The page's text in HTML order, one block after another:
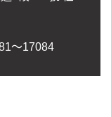
～17084